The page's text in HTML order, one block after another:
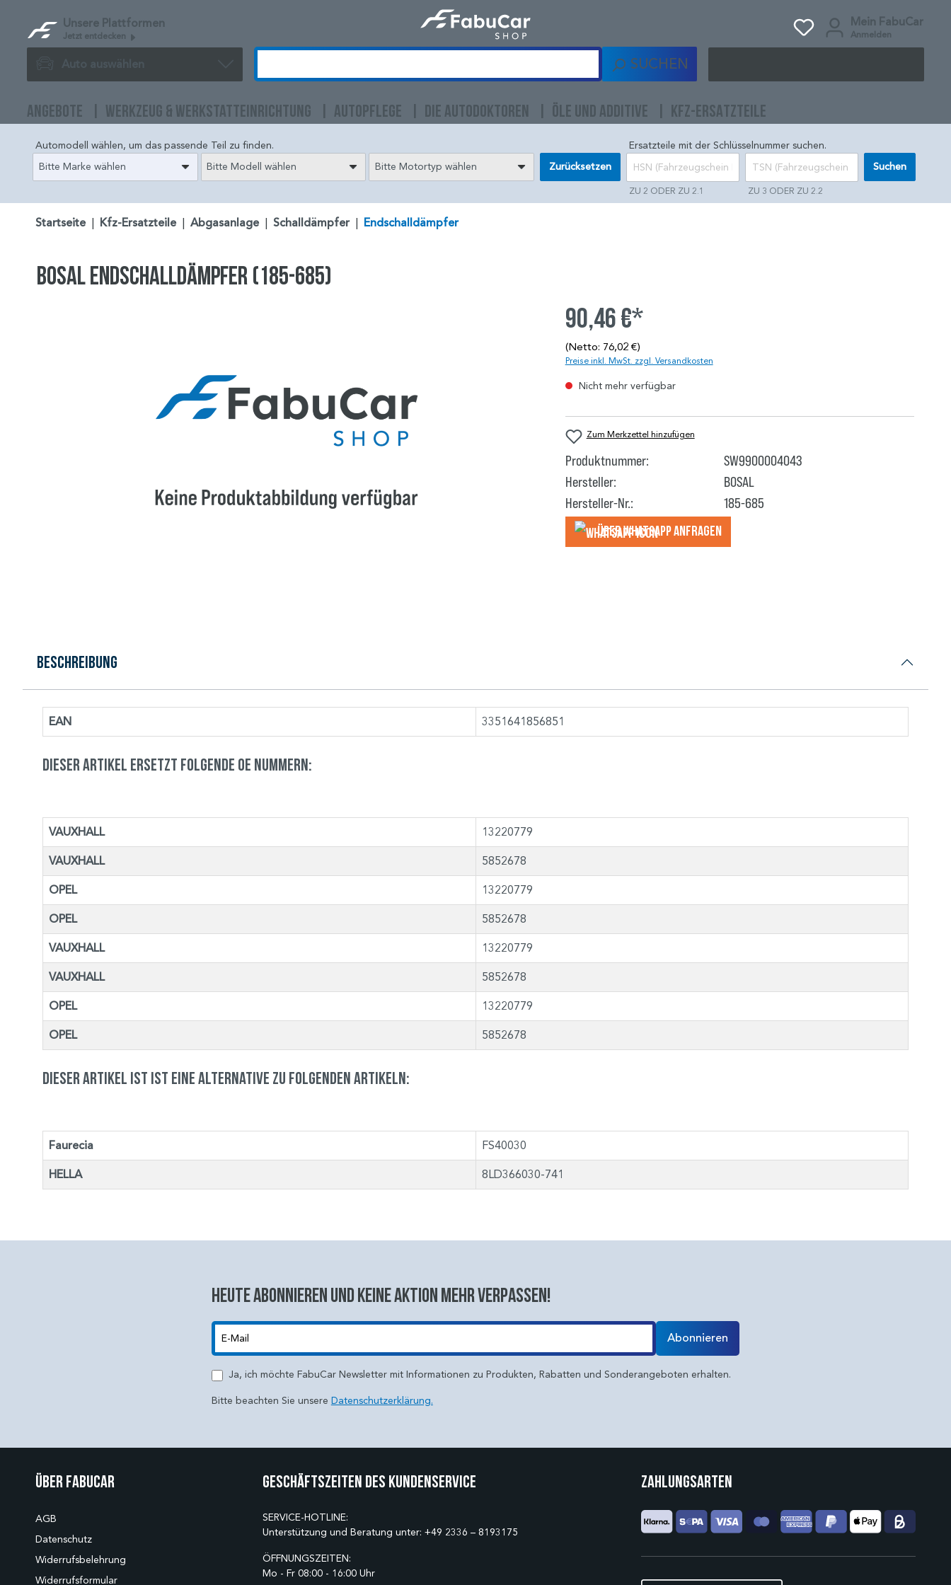
Unsere Plattformen
Jetzt entdecken
Mein FabuCar
Anmelden
Auto auswählen SUCHEN
ANGEBOTE WERKZEUG & WERKSTATTEINRICHTUNG AUTOPFLEGE DIE AUTODOKTOREN ÖLE UND ADDITIVE KFZ-ERSATZTEILE
Automodell wählen, um das passende Teil zu finden.
Bitte Marke wählen
Bitte Modell wählen Bitte Motortyp wählen Zurücksetzen
Ersatzteile mit der Schlüsselnummer suchen.
ZU 2 ODER ZU 2.1 ZU 3 ODER ZU 2.2
Suchen
Startseite Kfz-Ersatzteile Abgasanlage Schalldämpfer Endschalldämpfer
BOSAL Endschalldämpfer (185-685)
90,46 €*
(Netto: 76,02 €)
Preise inkl. MwSt. zzgl. Versandkosten
Nicht mehr verfügbar
Zum Merkzettel hinzufügen
Produktnummer:
SW9900004043
Hersteller:
BOSAL
Hersteller-Nr.:
185-685
Über WhatsApp anfragеn
Beschreibung
EAN 3351641856851
Dieser Artikel ersetzt folgende OE Nummern:
VAUXHALL 13220779
VAUXHALL 5852678
OPEL 13220779
OPEL 5852678
VAUXHALL 13220779
VAUXHALL 5852678
OPEL 13220779
OPEL 5852678
Dieser Artikel ist ist eine Alternative zu folgenden Artikeln:
Faurecia FS40030
HELLA 8LD366030-741
Heute abonnieren und keine aktion mehr verpassen!
Abonnieren
Ja, ich möchte FabuCar Newsletter mit Informationen zu Produkten, Rabatten und Sonderangeboten erhalten.
Bitte beachten Sie unsere Datenschutzerklärung.
Über Fabucar
AGB
Datenschutz
Widerrufsbelehrung
Widerrufsformular
Geschäftszeiten des Kundenservice
SERVICE-HOTLINE:
Unterstützung und Beratung unter: +49 2336 – 8193175
ÖFFNUNGSZEITEN:
Mo - Fr 08:00 - 16:00 Uhr
Zahlungsarten